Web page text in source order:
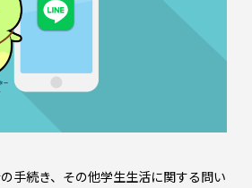
手続き、その他学生生活に関する問い